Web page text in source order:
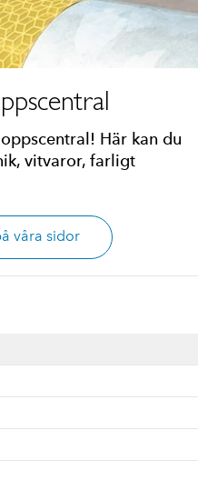
Här kan du
vitvaror, farligt
våra sidor